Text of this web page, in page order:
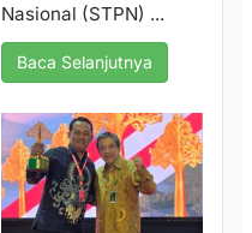
Nasional (STPN) ...
Baca Selanjutnya